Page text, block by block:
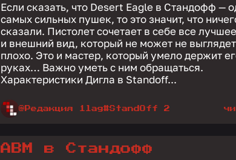
Если сказать, что Desert Eagle в Стандофф —
самых сильных пушек, то это значит, что
сказали. Пистолет сочетает в себе все
и внешний вид, который не может не
плохо. Это и мастер, который умело держит
руках… Важно уметь с ним обращаться.
Характеристики Дигла в Standoff...
@Редакция 1lag#StandOff 2
АВМ в Стандофф